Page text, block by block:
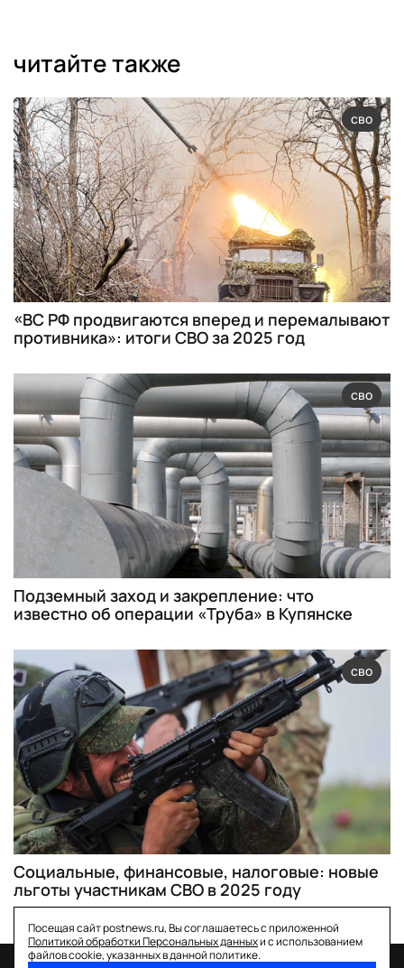
читайте также
сво
«ВС РФ продвигаются вперед и перемалывают
противника»: итоги СВО за 2025 год
сво
Подземный заход и закрепление: что
известно об операции «Труба» в Купянске
сво
Социальные, финансовые, налоговые: новые
льготы участникам СВО в 2025 году
Посещая сайт postnews.ru, Вы соглашаетесь с приложенной
Политикой обработки Персональных данныхи с использованием
файлов cookie, указанных в данной политике.